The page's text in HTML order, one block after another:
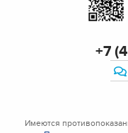
+7
Имеются